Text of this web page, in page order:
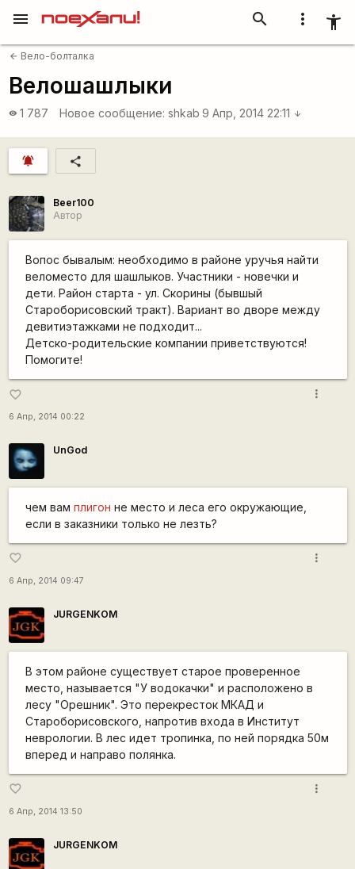
more_vert accessibility_new
search
menu
arrow_back Вело-болталка
Велошашлыки
visibility 1 787 Новое сообщение: shkab 9 Апр, 2014 22:11 arrow_downward
notifications_active share
Beer100
Автор
Вопос бывалым: необходимо в районе уручья найти
веломесто для шашлыков. Участники - новечки и
дети. Район старта - ул. Скорины (бывшый
Староборисовский тракт). Вариант во дворе между
девитиэтажками не подходит...
Детско-родительские компании приветствуются!
Помогите!
favorite_border
6 Апр, 2014 00:22
more_vert
UnGod
чем вам плигон не место и леса его окружающие,
если в заказники только не лезть?
favorite_border
6 Апр, 2014 09:47
more_vert
JURGENKOM
В этом районе существует старое проверенное
место, называется "У водокачки" и расположено в
лесу "Орешник". Это перекресток МКАД и
Староборисовского, напротив входа в Институт
неврологии. В лес идет тропинка, по ней порядка 50м
вперед и направо полянка.
favorite_border
6 Апр, 2014 13:50
more_vert
JURGENKOM